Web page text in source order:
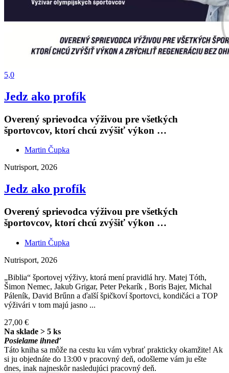
5,0
Jedz ako profík
Overený sprievodca výživou pre všetkých
športovcov, ktorí chcú zvýšiť výkon …
Martin Čupka
Nutrisport, 2026
Jedz ako profík
Overený sprievodca výživou pre všetkých
športovcov, ktorí chcú zvýšiť výkon …
Martin Čupka
Nutrisport, 2026
„Biblia“ športovej výživy, ktorá mení pravidlá hry. Matej Tóth,
Šimon Nemec, Jakub Grigar, Peter Pekarík , Boris Bajer, Michal
Páleník, David Brűnn a ďalší špičkoví športovci, kondičáci a TOP
výživári v tom majú jasno ...
27,00 €
Na sklade > 5 ks
Posielame ihneď
Táto kniha sa môže na cestu ku vám vybrať prakticky okamžite! Ak
si ju objednáte do 13:00 v pracovný deň, odošleme vám ju ešte
dnes, inak najneskôr nasledujúci pracovný deň.